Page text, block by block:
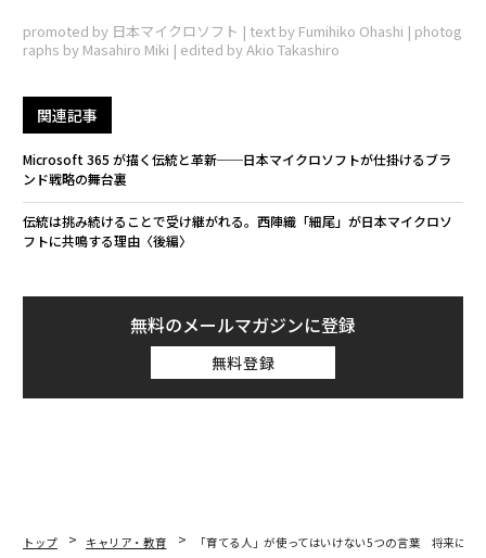
promoted by 日本マイクロソフト | text by Fumihiko Ohashi | photog
raphs by Masahiro Miki | edited by Akio Takashiro
関連記事
Microsoft 365 が描く伝統と革新──日本マイクロソフトが仕掛けるブラ
ンド戦略の舞台裏
伝統は挑み続けることで受け継がれる。西陣織「細尾」が日本マイクロソ
フトに共鳴する理由〈後編〉
無料のメールマガジンに登録
無料登録
トップ キャリア・教育
「育てる人」が使ってはいけない5つの言葉 将来に悪